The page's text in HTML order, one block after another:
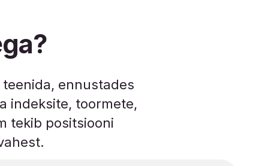
ennustades
indeksite, toormete,
tekib positsiooni